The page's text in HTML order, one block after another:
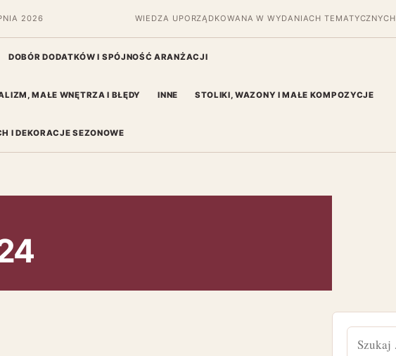
2026 WIEDZA UPORZĄDKOWANA W WYDANIACH TEMATYCZNYCH
DOBÓR DODATKÓW I SPÓJNOŚĆ ARANŻACJI
MAŁE WNĘTRZA I BŁĘDY INNE STOLIKI, WAZONY I MAŁE KOMPOZYCJE
I DEKORACJE SEZONOWE